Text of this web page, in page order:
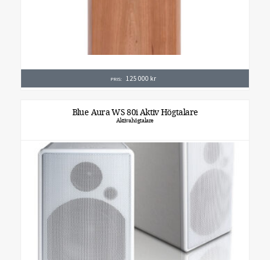
PRIS: 125 000 kr
Blue Aura WS 80i Aktiv Högtalare
Aktivahögtalare